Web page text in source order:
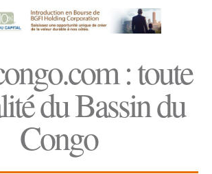
: toute
du Bassin du
Congo